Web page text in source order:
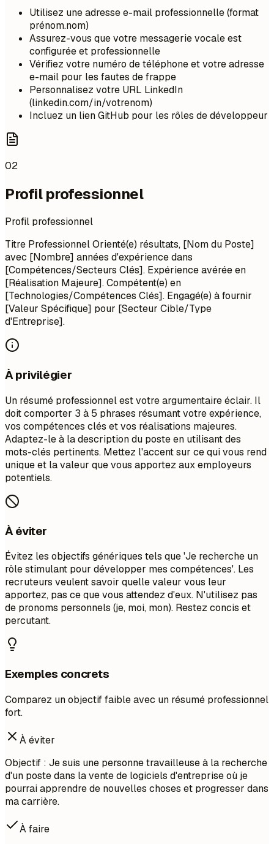
Utilisez une adresse e-mail professionnelle (format
prénom.nom)
Assurez-vous que votre messagerie vocale est
configurée et professionnelle
Vérifiez votre numéro de téléphone et votre adresse
e-mail pour les fautes de frappe
Personnalisez votre URL LinkedIn
(linkedin.com/in/votrenom)
Incluez un lien GitHub pour les rôles de développeur
02
Profil professionnel
Profil professionnel
Titre Professionnel Orienté(e) résultats, [Nom du Poste]
avec [Nombre] années d'expérience dans
[Compétences/Secteurs Clés]. Expérience avérée en
[Réalisation Majeure]. Compétent(e) en
[Technologies/Compétences Clés]. Engagé(e) à fournir
[Valeur Spécifique] pour [Secteur Cible/Type
d'Entreprise].
À privilégier
Un résumé professionnel est votre argumentaire éclair. Il
doit comporter 3 à 5 phrases résumant votre expérience,
vos compétences clés et vos réalisations majeures.
Adaptez-le à la description du poste en utilisant des
mots-clés pertinents. Mettez l'accent sur ce qui vous rend
unique et la valeur que vous apportez aux employeurs
potentiels.
À éviter
Évitez les objectifs génériques tels que 'Je recherche un
rôle stimulant pour développer mes compétences'. Les
recruteurs veulent savoir quelle valeur vous leur
apportez, pas ce que vous attendez d'eux. N'utilisez pas
de pronoms personnels (je, moi, mon). Restez concis et
percutant.
Exemples concrets
Comparez un objectif faible avec un résumé professionnel
fort.
À éviter
Objectif : Je suis une personne travailleuse à la recherche
d'un poste dans la vente de logiciels d'entreprise où je
pourrai apprendre de nouvelles choses et progresser dans
ma carrière.
À faire